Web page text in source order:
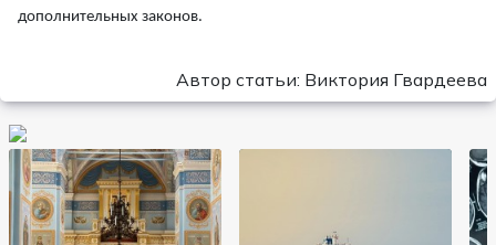
дополнительных законов.
Автор статьи: Виктория Гвардеева